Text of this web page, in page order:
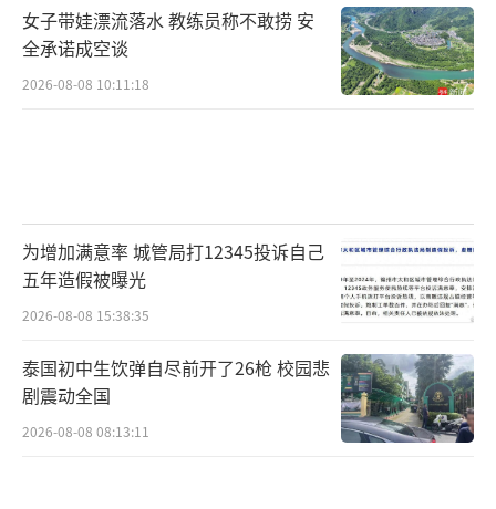
女子带娃漂流落水 教练员称不敢捞 安
全承诺成空谈
2026-08-08 10:11:18
为增加满意率 城管局打12345投诉自己
五年造假被曝光
2026-08-08 15:38:35
泰国初中生饮弹自尽前开了26枪 校园悲
剧震动全国
2026-08-08 08:13:11